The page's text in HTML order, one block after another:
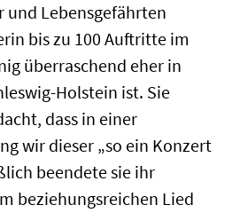
und Lebensgefährten
bis zu 100 Auftritte im
überraschend eher in
Holstein ist. Sie
dass in einer
wir dieser „so ein Konzert
beendete sie ihr
beziehungsreichen Lied